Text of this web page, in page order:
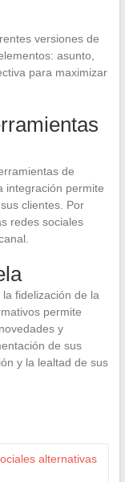
versiones de
asunto,
para maximizar
de
integración permite
clientes. Por
redes sociales
fidelización de la
permite
y
de sus
y la lealtad de sus
alternativas